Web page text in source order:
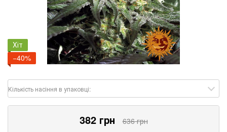
Хіт
−40%
Кількість насіння в упаковці:
382 грн
636 грн